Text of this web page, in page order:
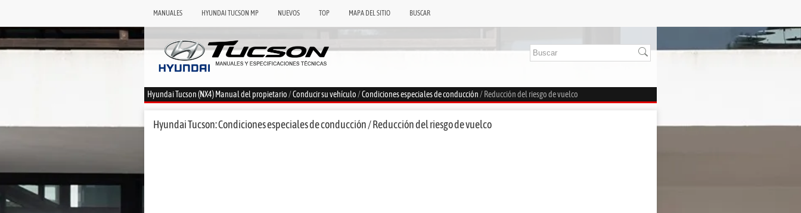
MANUALES HYUNDAI TUCSON MP NUEVOS TOP MAPA DEL SITIO BUSCAR
Hyundai Tucson (NX4) Manual del propietario/Conducir su vehículo/Condiciones especiales de conducción/ Reducción del riesgo de vuelco
Hyundai Tucson: Condiciones especiales de conducción / Reducción del riesgo de vuelco